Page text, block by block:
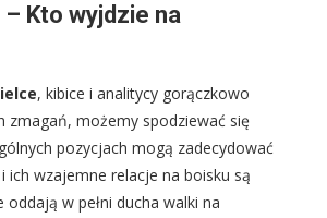
Kto wyjdzie na
, kibice i analitycy gorączkowo
zmagań, możemy spodziewać się
pozycjach mogą zadecydować
wzajemne relacje na boisku są
w pełni ducha walki na